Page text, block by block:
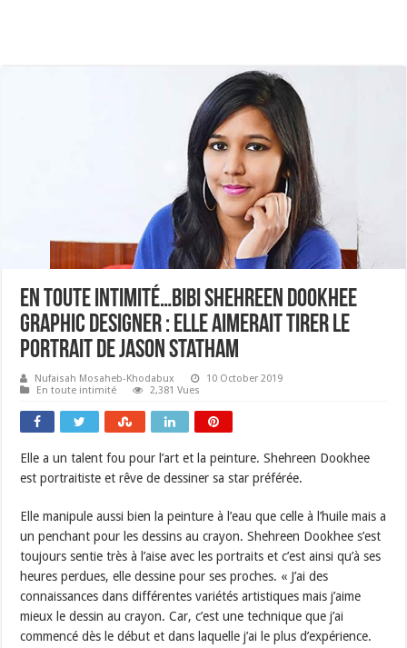
En toute intimité…Bibi Shehreen Dookhee
Graphic Designer : elle aimerait tirer le
portrait de Jason Statham
Nufaisah Mosaheb-Khodabux
10 October 2019
En toute intimité
2,381 Vues
Elle a un talent fou pour l’art et la peinture. Shehreen Dookhee
est portraitiste et rêve de dessiner sa star préférée.
Elle manipule aussi bien la peinture à l’eau que celle à l’huile mais a
un penchant pour les dessins au crayon. Shehreen Dookhee s’est
toujours sentie très à l’aise avec les portraits et c’est ainsi qu’à ses
heures perdues, elle dessine pour ses proches. « J’ai des
connaissances dans différentes variétés artistiques mais j’aime
mieux le dessin au crayon. Car, c’est une technique que j’ai
commencé dès le début et dans laquelle j’ai le plus d’expérience.